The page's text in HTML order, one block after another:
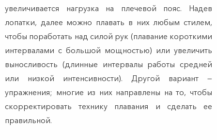
увеличивается нагрузка на плечевой пояс. Надев
лопатки, далее можно плавать в них любым стилем,
чтобы поработать над силой рук (плавание короткими
интервалами с большой мощностью) или увеличить
выносливость (длинные интервалы работы средней
или низкой интенсивности). Другой вариант —
упражнения; многие из них направлены на то, чтобы
скорректировать технику плавания и сделать ее
правильной.